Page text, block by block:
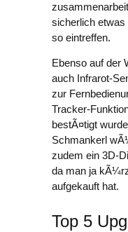
sicherlich
so eintreffen.
Ebenso auf der
auch Infrarot-
zur
Tracker-
bestÃ¤tigt
Schmankerl
zudem ein 3D-
da man ja
aufgekauft hat.
Top 5